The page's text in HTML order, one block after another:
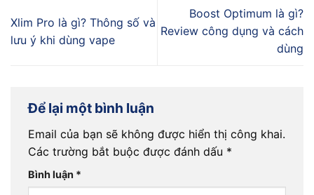
Xlim Pro là gì? Thông số và
lưu ý khi dùng vape
Boost Optimum là gì?
Review công dụng và cách
dùng
Để lại một bình luận
Email của bạn sẽ không được hiển thị công khai.
Các trường bắt buộc được đánh dấu *
Bình luận *